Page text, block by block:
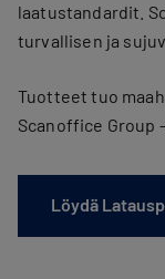
laatustandardit.
turvallisen ja
Tuotteet tuo
Scanoffice Group
Löydä